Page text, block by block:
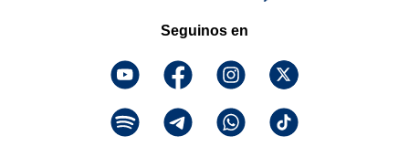
Seguinos en